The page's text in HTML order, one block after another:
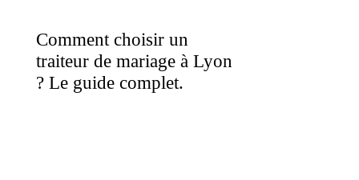
Comment choisir un
traiteur de mariage à Lyon
? Le guide complet.